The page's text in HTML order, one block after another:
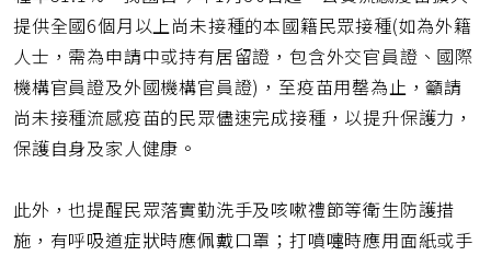
提供全國6個月以上尚未接種的本國籍民眾接種(如為外籍
人士，需為申請中或持有居留證，包含外交官員證、國際
機構官員證及外國機構官員證)，至疫苗用罄為止，籲請
尚未接種流感疫苗的民眾儘速完成接種，以提升保護力，
保護自身及家人健康。
此外，也提醒民眾落實勤洗手及咳嗽禮節等衛生防護措
施，有呼吸道症狀時應佩戴口罩；打噴嚏時應用面紙或手